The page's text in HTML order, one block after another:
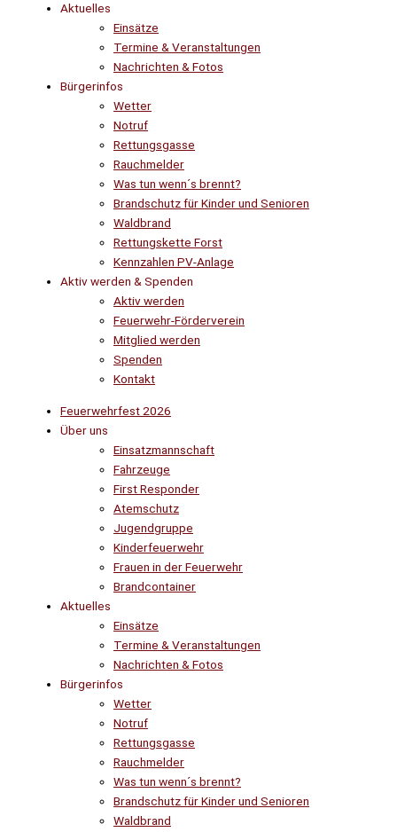
Aktuelles
Einsätze
Termine & Veranstaltungen
Nachrichten & Fotos
Bürgerinfos
Wetter
Notruf
Rettungsgasse
Rauchmelder
Was tun wenn´s brennt?
Brandschutz für Kinder und Senioren
Waldbrand
Rettungskette Forst
Kennzahlen PV-Anlage
Aktiv werden & Spenden
Aktiv werden
Feuerwehr-Förderverein
Mitglied werden
Spenden
Kontakt
Feuerwehrfest 2026
Über uns
Einsatzmannschaft
Fahrzeuge
First Responder
Atemschutz
Jugendgruppe
Kinderfeuerwehr
Frauen in der Feuerwehr
Brandcontainer
Aktuelles
Einsätze
Termine & Veranstaltungen
Nachrichten & Fotos
Bürgerinfos
Wetter
Notruf
Rettungsgasse
Rauchmelder
Was tun wenn´s brennt?
Brandschutz für Kinder und Senioren
Waldbrand